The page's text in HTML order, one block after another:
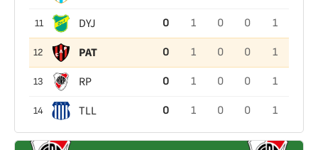
11 DYJ 0 1 0 0 1
12 PAT 0 1 0 0 1
13 RP 0 1 0 0 1
14 TLL 0 1 0 0 1